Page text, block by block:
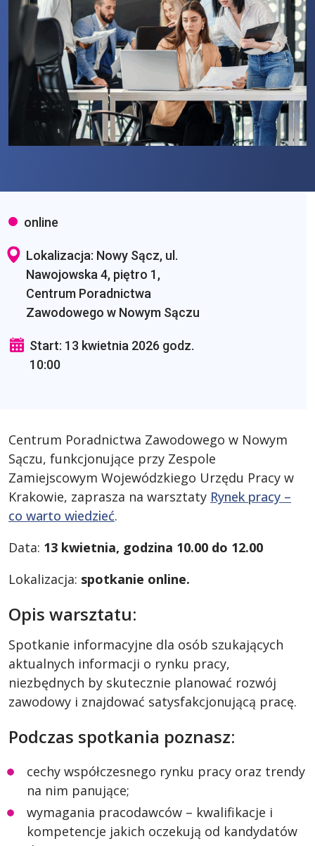
online
Lokalizacja: Nowy Sącz, ul.
Nawojowska 4, piętro 1,
Centrum Poradnictwa
Zawodowego w Nowym Sączu
Start: 13 kwietnia 2026 godz.
10:00
Centrum Poradnictwa Zawodowego w Nowym
Sączu, funkcjonujące przy Zespole
Zamiejscowym Wojewódzkiego Urzędu Pracy w
Krakowie, zaprasza na warsztaty Rynek pracy –
co warto wiedzieć.
Data: 13 kwietnia, godzina 10.00 do 12.00
Lokalizacja: spotkanie online.
Opis warsztatu:
Spotkanie informacyjne dla osób szukających
aktualnych informacji o rynku pracy,
niezbędnych by skutecznie planować rozwój
zawodowy i znajdować satysfakcjonującą pracę.
Podczas spotkania poznasz:
cechy współczesnego rynku pracy oraz trendy
na nim panujące;
wymagania pracodawców – kwalifikacje i
kompetencje jakich oczekują od kandydatów